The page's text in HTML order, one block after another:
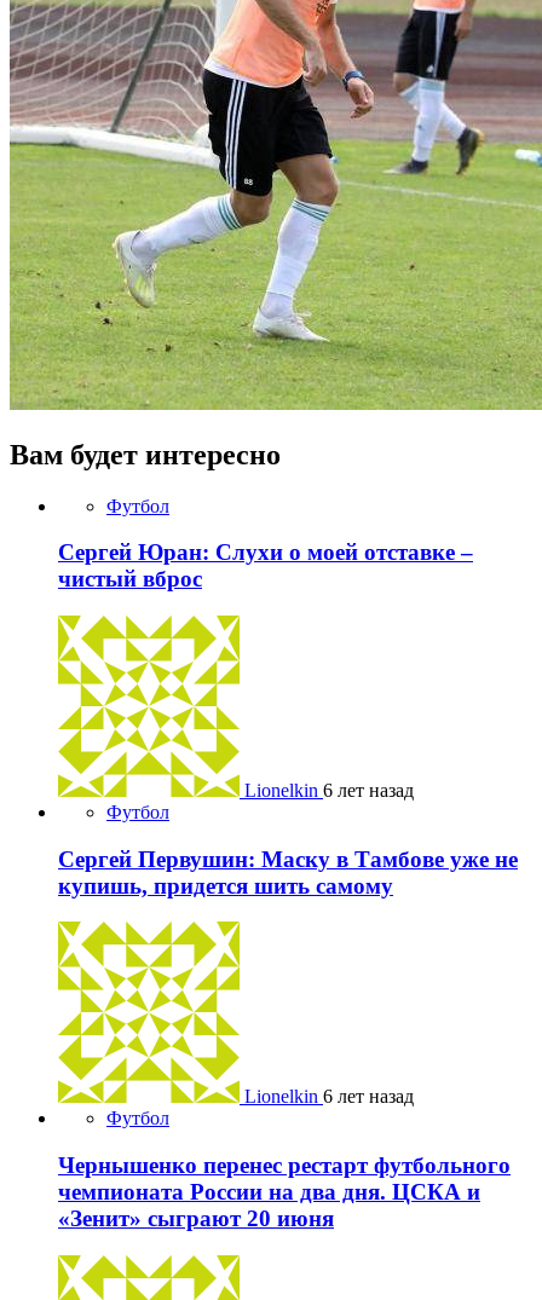
Вам будет интересно
Футбол
Сергей Юран: Слухи о моей отставке –
чистый вброс
Lionelkin 6 лет назад
Футбол
Сергей Первушин: Маску в Тамбове уже не
купишь, придется шить самому
Lionelkin 6 лет назад
Футбол
Чернышенко перенес рестарт футбольного
чемпионата России на два дня. ЦСКА и
«Зенит» сыграют 20 июня